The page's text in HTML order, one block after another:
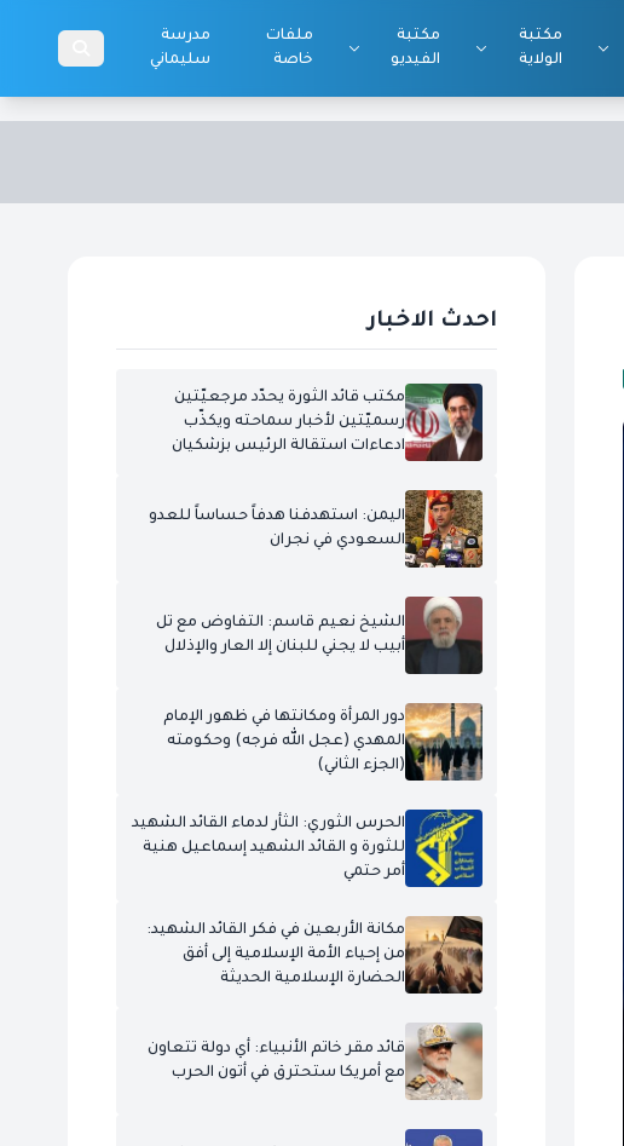
مكتبة
الولاية
مكتبة
الفيديو
ملفات
خاصة
مدرسة
سليماني
احدث الاخبار
مكتب قائد الثورة يحدّد مرجعيّتين
رسميّتين لأخبار سماحته ويكذّب
ادعاءات استقالة الرئيس بزشكيان
اليمن: استهدفنا هدفاً حساساً للعدو
السعودي في نجران
الشيخ نعيم قاسم: التفاوض مع تل
أبيب لا يجني للبنان إلا العار والإذلال
دور المرأة ومكانتها في ظهور الإمام
المهدي (عجل الله فرجه) وحكومته
(الجزء الثاني)
الحرس الثوري: الثأر لدماء القائد الشهيد
للثورة و القائد الشهيد إسماعيل هنية
أمر حتمي
مكانة الأربعين في فكر القائد الشهيد:
من إحياء الأمة الإسلامية إلى أفق
الحضارة الإسلامية الحديثة
قائد مقر خاتم الأنبياء: أي دولة تتعاون
مع أمريكا ستحترق في أتون الحرب